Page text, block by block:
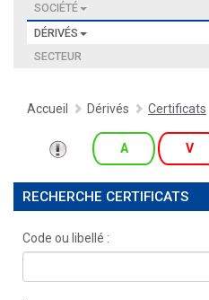
SOCIÉTÉ
DÉRIVÉS
SECTEUR
Accueil Dérivés Certificats
A V
RECHERCHE CERTIFICATS
Code ou libellé :